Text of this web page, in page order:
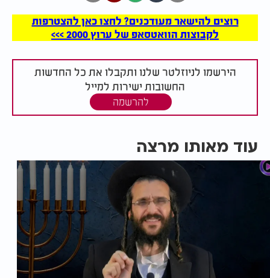
רוצים להישאר מעודכנים? לחצו כאן להצטרפות
לקבוצות הוואטסאפ של ערוץ 2000 >>>
הירשמו לניוזלטר שלנו ותקבלו את כל החדשות
החשובות ישירות למייל
להרשמה
עוד מאותו מרצה